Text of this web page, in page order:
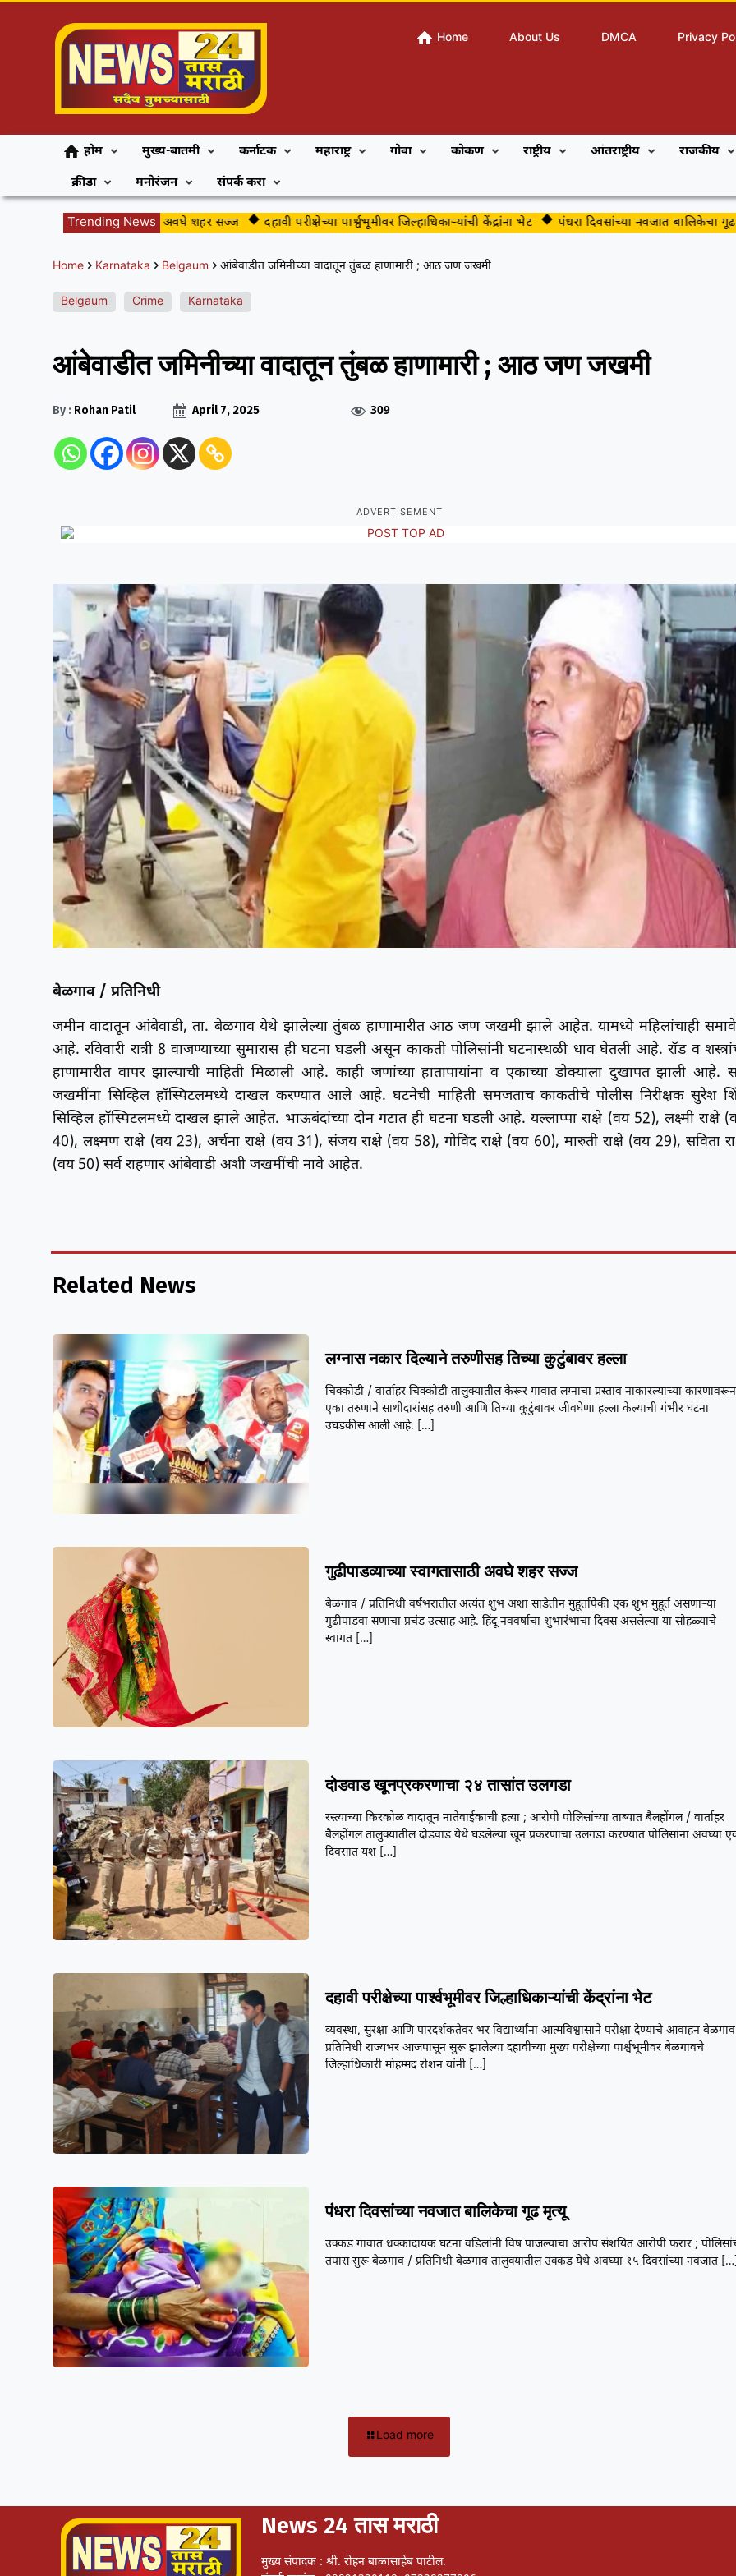
Home About Us DMCA Privacy
होम मुख्य-बातमी कर्नाटक महाराष्ट्र गोवा कोकण राष्ट्रीय आंतराष्ट्रीय
राजकीय
क्रीडा
मनोरंजन संपर्क करा
Trending News
गुढीपाडव्याच्या स्वागतासाठी अवघे शहर सज्ज दहावी परीक्षेच्या पार्श्वभूमीवर जिल्हाधिकाऱ्यांची केंद्रांना भेट पंधरा दिवसांच्या नवजात बालिकेचा गूढ मृत्यू
Home Karnataka Belgaum आंबेवाडीत जमिनीच्या वादातून तुंबळ हाणामारी ; आठ जण जखमी
Belgaum Crime Karnataka
आंबेवाडीत जमिनीच्या वादातून तुंबळ हाणामारी ; आठ जण जखमी
By : Rohan Patil April 7, 2025 309
ADVERTISEMENT
बेळगाव / प्रतिनिधी
जमीन वादातून आंबेवाडी, ता. बेळगाव येथे झालेल्या तुंबळ हाणामारीत आठ जण जखमी झाले आहेत. यामध्ये महिलांचाही
आहे. रविवारी रात्री 8 वाजण्याच्या सुमारास ही घटना घडली असून काकती पोलिसांनी घटनास्थळी धाव घेतली आहे. रॉड व
हाणामारीत वापर झाल्याची माहिती मिळाली आहे. काही जणांच्या हातापायांना व एकाच्या डोक्याला दुखापत झाली आहे.
जखमींना सिव्हिल हॉस्पिटलमध्ये दाखल करण्यात आले आहे. घटनेची माहिती समजताच काकतीचे पोलीस निरीक्षक सुरेश
सिव्हिल हॉस्पिटलमध्ये दाखल झाले आहेत. भाऊबंदांच्या दोन गटात ही घटना घडली आहे. यल्लाप्पा राक्षे (वय 52), लक्ष्मी राक्षे
40), लक्ष्मण राक्षे (वय 23), अर्चना राक्षे (वय 31), संजय राक्षे (वय 58), गोविंद राक्षे (वय 60), मारुती राक्षे (वय 29), सविता
(वय 50) सर्व राहणार आंबेवाडी अशी जखमींची नावे आहेत.
Related News
लग्नास नकार दिल्याने तरुणीसह तिच्या कुटुंबावर हल्ला
चिक्कोडी / वार्ताहर चिक्कोडी तालुक्यातील केरूर गावात लग्नाचा प्रस्ताव नाकारल्याच्या कारणावरून
एका तरुणाने साथीदारांसह तरुणी आणि तिच्या कुटुंबावर जीवघेणा हल्ला केल्याची गंभीर घटना
उघडकीस आली आहे. […]
गुढीपाडव्याच्या स्वागतासाठी अवघे शहर सज्ज
बेळगाव / प्रतिनिधी वर्षभरातील अत्यंत शुभ अशा साडेतीन मुहूर्तापैकी एक शुभ मुहूर्त असणाऱ्या
गुढीपाडवा सणाचा प्रचंड उत्साह आहे. हिंदू नववर्षाचा शुभारंभाचा दिवस असलेल्या या सोहळ्याचे
स्वागत[…]
दोडवाड खूनप्रकरणाचा २४ तासांत उलगडा
रस्त्याच्या किरकोळ वादातून नातेवाईकाची हत्या ; आरोपी पोलिसांच्या ताब्यात बैलहोंगल / वार्ताहर
बैलहोंगल तालुक्यातील दोडवाड येथे घडलेल्या खून प्रकरणाचा उलगडा करण्यात पोलिसांना अवघ्या
दिवसात यश […]
दहावी परीक्षेच्या पार्श्वभूमीवर जिल्हाधिकाऱ्यांची केंद्रांना भेट
व्यवस्था, सुरक्षा आणि पारदर्शकतेवर भर विद्यार्थ्यांना आत्मविश्वासाने परीक्षा देण्याचे आवाहन
प्रतिनिधी राज्यभर आजपासून सुरू झालेल्या दहावीच्या मुख्य परीक्षेच्या पार्श्वभूमीवर बेळगावचे
जिल्हाधिकारी मोहम्मद रोशन यांनी […]
पंधरा दिवसांच्या नवजात बालिकेचा गूढ मृत्यू
उक्कड गावात धक्कादायक घटना वडिलांनी विष पाजल्याचा आरोप संशयित आरोपी फरार ;
तपास सुरू बेळगाव / प्रतिनिधी बेळगाव तालुक्यातील उक्कड येथे अवघ्या १५ दिवसांच्या नवजात
Load more
News 24 तास मराठी
मुख्य संपादक : श्री. रोहन बाळासाहेब पाटील.